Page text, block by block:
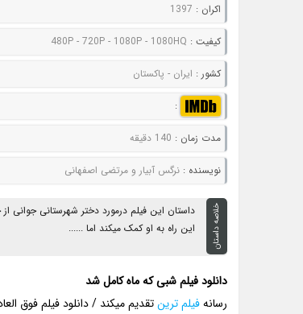
اکران : 1397
کيفيت : 480P - 720P - 1080P - 1080HQ
کشور : ایران - پاکستان
:
مدت زمان : 140 دقیقه
نويسنده :نرگس آبیار و مرتضی اصفهانی
خلاصه داستان
داستان این فیلم درمورد دختر شهرستانی جوانی
این راه به او کمک میکند اما ......
دانلود فیلم شبی که ماه کامل شد
رسانهفیلم ترینتقدیم میکند / دانلود فیلم فوق